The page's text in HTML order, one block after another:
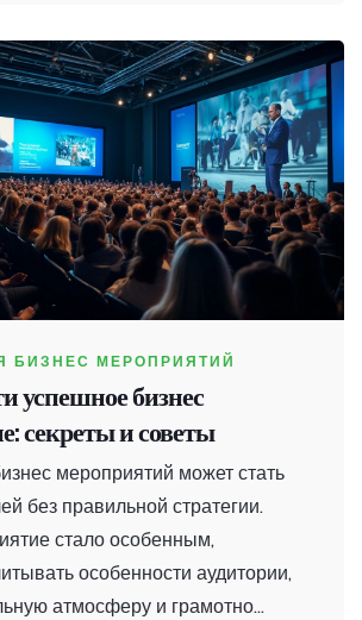
отличная возможность для
роста.
БИЗНЕС МЕРОПРИЯТИЙ
успешное бизнес
секреты и советы
мероприятий может стать
без правильной стратегии.
стало особенным,
особенности аудитории,
атмосферу и грамотно